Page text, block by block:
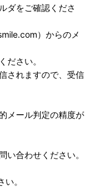
ダをご確認くださ
）からのメ
ださい。
されますので、受信
メール判定の精度が
い合わせください。
。